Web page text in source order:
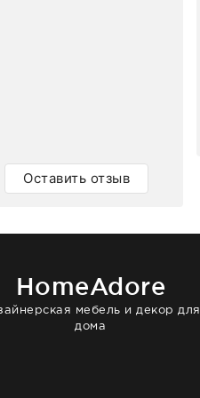
Оставить отзыв
HomeAdore
мебель и декор для
дома